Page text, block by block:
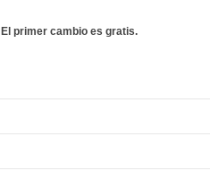
El primer cambio es gratis.